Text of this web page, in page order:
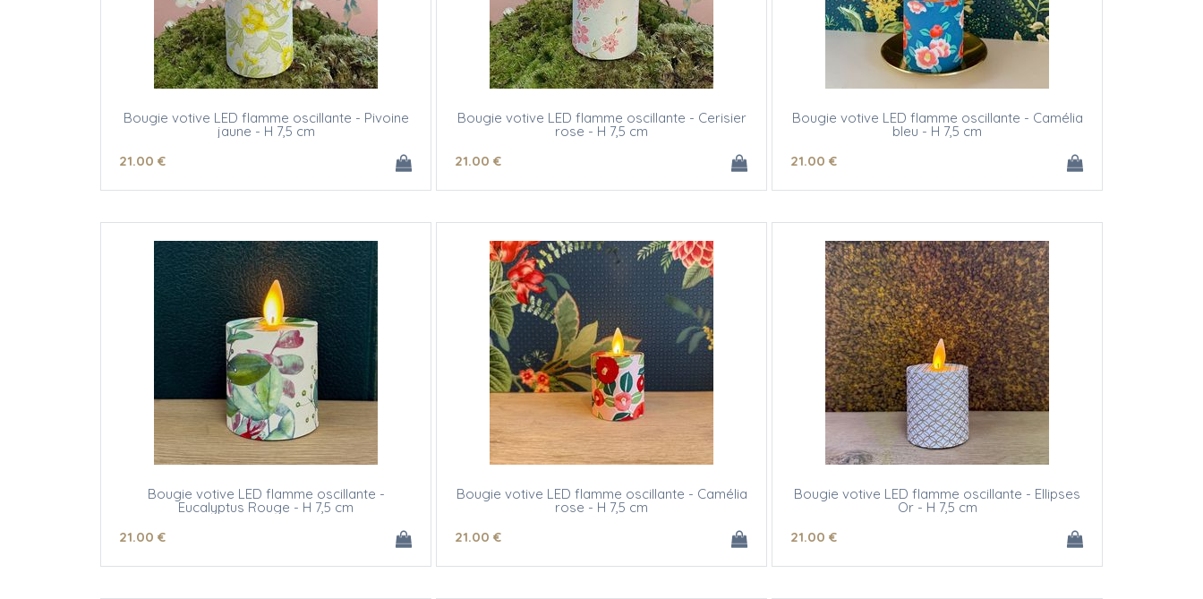
Bougie votive LED flamme oscillante - Pivoine
jaune - H 7,5 cm
21.00 €
Bougie votive LED flamme oscillante - Cerisier
rose - H 7,5 cm
21.00 €
Bougie votive LED flamme oscillante - Camélia
bleu - H 7,5 cm
21.00 €
Bougie votive LED flamme oscillante -
Eucalyptus Rouge - H 7,5 cm
21.00 €
Bougie votive LED flamme oscillante - Camélia
rose - H 7,5 cm
21.00 €
Bougie votive LED flamme oscillante - Ellipses
Or - H 7,5 cm
21.00 €